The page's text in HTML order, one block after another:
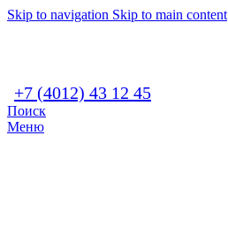
Skip to navigation Skip to main content
+7 (4012) 43 12 45
Поиск
Меню